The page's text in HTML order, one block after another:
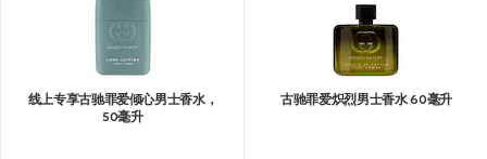
线上专享古驰罪爱倾心男士香水，
50毫升
古驰罪爱炽烈男士香水 60毫升